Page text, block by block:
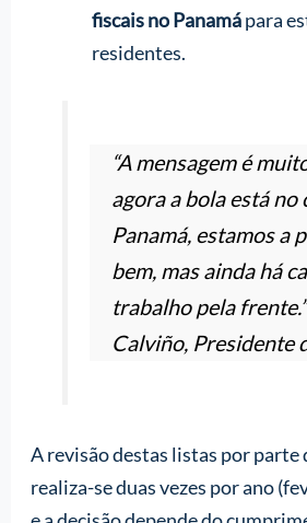
fiscais no Panamápara
residentes.
“A mensagem é
agora a bola está no
Panamá, estamos a
bem, mas ainda há
trabalho pela
Calviño, Presidente
A revisão destas listas por parte
realiza-se duas vezes por ano